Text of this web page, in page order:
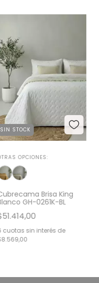
SIN STOCK
OPCIONES:
Brisa King
GH-0261K-BL
cuotas sin interés de